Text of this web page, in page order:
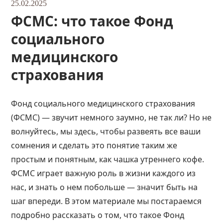
25.02.2025
ФСМС: что такое Фонд
социального
медицинского
страхования
Фонд социального медицинского страхования
(ФСМС) — звучит немного заумно, не так ли? Но не
волнуйтесь, мы здесь, чтобы развеять все ваши
сомнения и сделать это понятие таким же
простым и понятным, как чашка утреннего кофе.
ФСМС играет важную роль в жизни каждого из
нас, и знать о нем побольше — значит быть на
шаг впереди. В этом материале мы постараемся
подробно рассказать о том, что такое Фонд